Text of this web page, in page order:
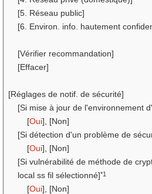
[5. Réseau public]
[6. Environ. info. hautement
[Vérifier recommandation]
[Effacer]
[Réglages de notif. de sécurité]
[Si mise à jour de l'environnement
[Oui], [Non]
[Si détection d'un problème de
[Oui], [Non]
[Si vulnérabilité de méthode de
local ss fil sélectionné]*1
[Oui], [Non]